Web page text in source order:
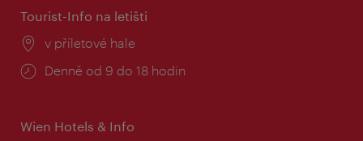
Tourist-Info na letišti
Místo:
v příletové hale
Provozní
Denně od 9 do 18 hodin
Wien Hotels & Info